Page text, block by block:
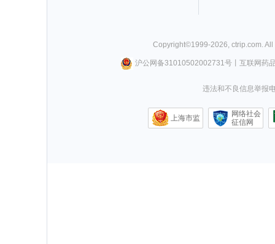
Copyright©1999-2026 ctrip.com .
沪公网备31010502002731号丨 互联网药
违法和不良信息举报
上海市监
网络社会
征信网